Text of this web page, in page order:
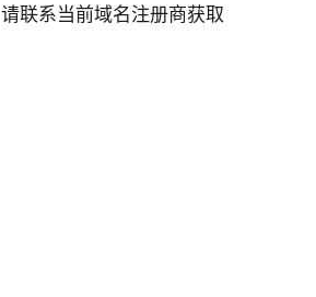
请联系当前域名注册商获取